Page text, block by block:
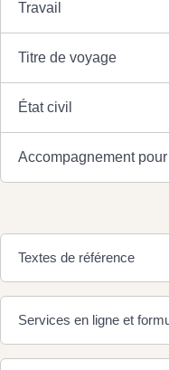
Travail
Titre de voyage
État civil
Accompagnement
Textes de référence
Services en ligne et